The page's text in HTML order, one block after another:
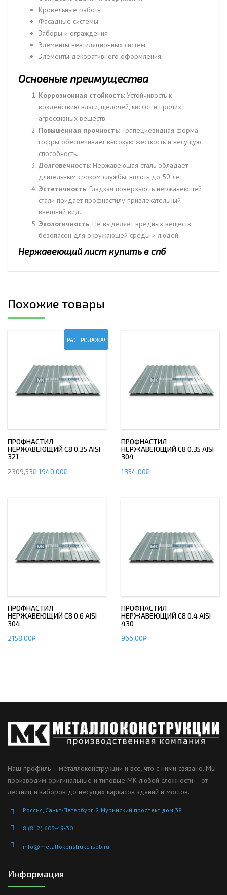
Кровельные работы
Фасадные системы
Заборы и ограждения
Элементы вентиляционных систем
Элементы декоративного оформления
Основные преимущества
Коррозионная стойкость: Устойчивость к
воздействию влаги, щелочей, кислот и прочих
агрессивных веществ.
Повышенная прочность: Трапециевидная форма
гофры обеспечивает высокую жесткость и несущую
способность.
Долговечность: Нержавеющая сталь обладает
длительным сроком службы, вплоть до 50 лет.
Эстетичность: Гладкая поверхность нержавеющей
стали придает профнастилу привлекательный
внешний вид.
Экологичность: Не выделяет вредных веществ,
безопасен для окружающей среды и людей.
Нержавеющий лист купить в спб
Похожие товары
РАСПРОДАЖА!
ПРОФНАСТИЛ
НЕРЖАВЕЮЩИЙ С8 0.35 AISI
321
2309,53₽1940,00₽
ПРОФНАСТИЛ
НЕРЖАВЕЮЩИЙ С8 0.35 AISI
304
1354,00₽
ПРОФНАСТИЛ
НЕРЖАВЕЮЩИЙ С8 0.6 AISI
304
2158,00₽
ПРОФНАСТИЛ
НЕРЖАВЕЮЩИЙ С8 0.4 AISI
430
966,00₽
Наш профиль – металлоконструкции и все, что с ними связано. Мы
производим оригинальные и типовые МК любой сложности – от
лестниц и заборов до несущих каркасов зданий и мостов.
Россия, Санкт-Петербург, 2 Муринский проспект дом 38
8 (812) 603-49-30
info@metallokonstrukciispb.ru
Информация